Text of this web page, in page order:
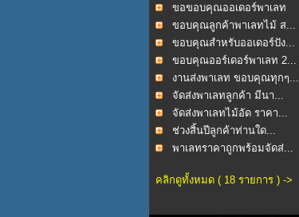
ไม... ขอขอบคุณออเดอร์พาเลท
ไม... ขอบคุณลูกค้าพาเลทไม้ ส...
ขอบคุณสำหรับออเดอร์ปัง...
ขอบคุณออร์เดอร์พาเลท 2...
งานส่งพาเลท ขอบคุณทุกๆ...
จัดส่งพาเลทลูกค้า มีนา...
จัดส่งพาเลทไม้อัด ราคา...
ช่วงสิ้นปีลูกค้าท่านใด...
พาเลทราคาถูกพร้อมจัดส่...
คลิกดูทั้งหมด ( 18 รายการ ) ->